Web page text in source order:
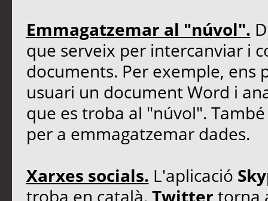
Emmagatzemar al "núvol".
que serveix per intercanviar i
documents. Per exemple,
usuari un document Word i
que es troba al "núvol".
per a emmagatzemar dades.
Xarxes socials. L'aplicació